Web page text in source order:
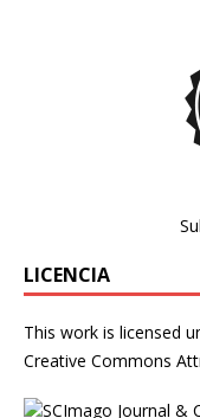
LICENCIA
This work is licensed
Creative Commons